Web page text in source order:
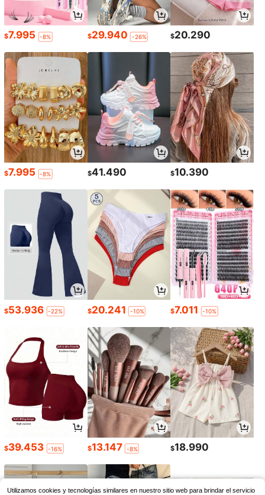
$7.995 -8% $29.940 -26% $20.290
$7.995 -8% $41.490 $10.390
$53.936 -22% $20.241 -10% $7.011 -10%
$39.453 -16% $13.147 -8% $18.990
Utilizamos cookies y tecnologías similares en nuestro sitio web para brindar el servicio